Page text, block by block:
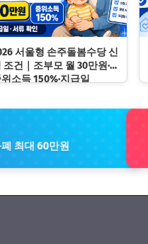
서울형 손주돌봄수당 신
조건｜조부모 월 30만원·
소득 150%·지급일
최대 60만원